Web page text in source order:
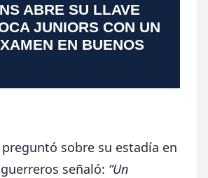
ABRE SU LLAVE
JUNIORS CON UN
EN BUENOS
preguntó sobre su estadía en
señaló: “Un